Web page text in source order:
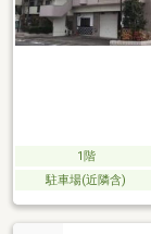
1階
駐車場(近隣含)